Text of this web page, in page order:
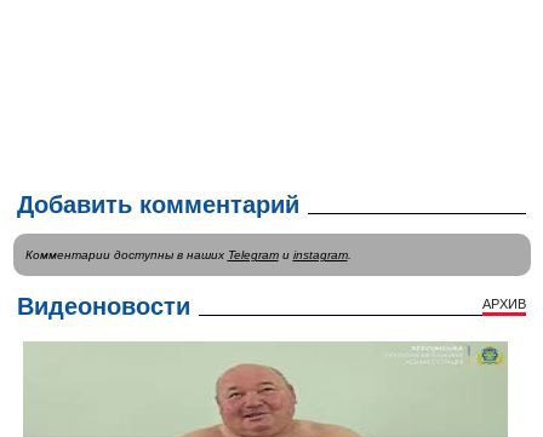
Добавить комментарий
Комментарии доступны в наших Telegramи instagram.
Видеоновости АРХИВ